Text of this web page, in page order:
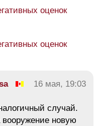
оценок
оценок
16 мая, 19:03
случай.
новую